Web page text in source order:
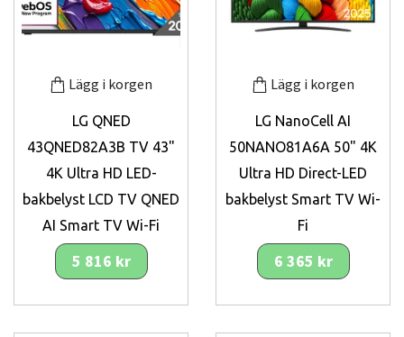
Lägg i korgen
LG QNED
43QNED82A3B TV 43"
4K Ultra HD LED-
bakbelyst LCD TV QNED
AI Smart TV Wi-Fi
5 816 kr
Lägg i korgen
LG NanoCell AI
50NANO81A6A 50" 4K
Ultra HD Direct-LED
bakbelyst Smart TV Wi-
Fi
6 365 kr